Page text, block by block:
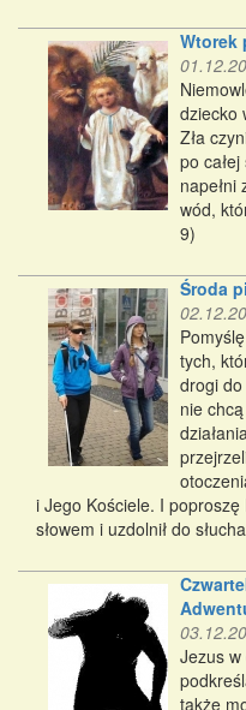
Wtorek
dziecko
Zła
po
napełni
wód,
9)
Środa
tych,
drogi do
nie
i Jego Kościele. I poproszę
słowem i uzdolnił do
Jezus
także